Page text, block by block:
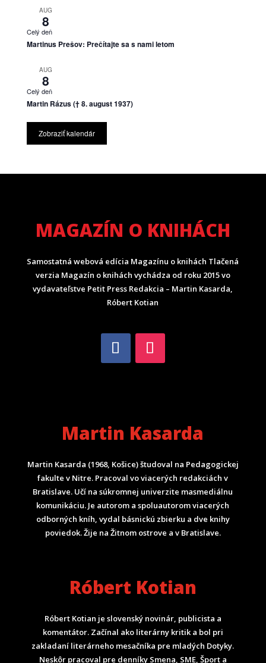
AUG
8
Celý deň
Martinus Prešov: Prečítajte sa s nami letom
AUG
8
Celý deň
Martin Rázus († 8. august 1937)
Zobraziť kalendár
MAGAZÍN O KNIHÁCH
Samostatná webová edícia Magazínu o knihách Tlačená
verzia Magazín o knihách vychádza od roku 2015 vo
vydavateľstve Petit Press Redakcia – Martin Kasarda,
Róbert Kotian
Martin Kasarda
Martin Kasarda (1968, Košice) študoval na Pedagogickej
fakulte v Nitre. Pracoval vo viacerých redakciách v
Bratislave. Učí na súkromnej univerzite masmediálnu
komunikáciu. Je autorom a spoluautorom viacerých
odborných kníh, vydal básnickú zbierku a dve knihy
poviedok. Žije na Žitnom ostrove a v Bratislave.
Róbert Kotian
Róbert Kotian je slovenský novinár, publicista a
komentátor. Začínal ako literárny kritik a bol pri
zakladaní literárneho mesačníka pre mladých Dotyky.
Neskôr pracoval pre denníky Smena, SME, Šport a